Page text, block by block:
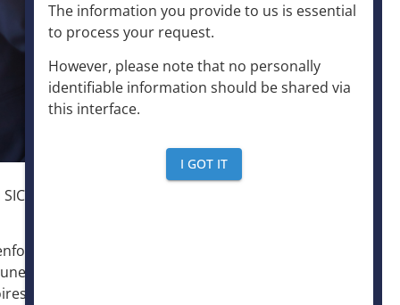
et
à la déchèterie : un
dispositif autorisé à
condition d’être
strictement encadré
4 juin 2026
Accès rapide
The information you provide to us is essential
to process your request.
However, please note that no personally
identifiable information should be shared via
this interface.
I GOT IT